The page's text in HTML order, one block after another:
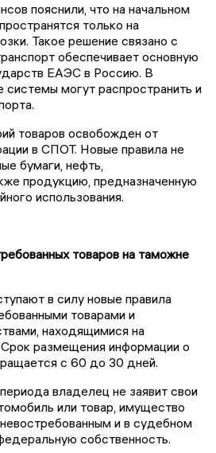
пояснили, что на начальном
только на
Такое решение связано с
обеспечивает основную
ЕАЭС в Россию. В
могут распространить и
товаров освобожден от
в СПОТ. Новые правила не
бумаги, нефть,
продукцию, предназначенную
использования.
товаров на таможне
в силу новые правила
товарами и
находящимися на
размещения информации о
с 60 до 30 дней.
владелец не заявит свои
или товар, имущество
и в судебном
собственность.